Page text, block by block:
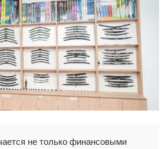
не только финансовыми